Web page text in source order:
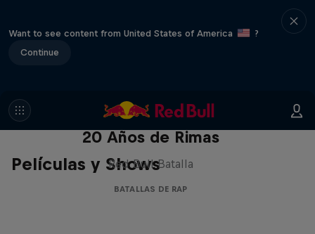
Want to see content from United States of America
?
Continue
Películas y Shows
Red Bull Batalla Nueva Historia:
20 Años de Rimas
Red Bull Batalla
BATALLAS DE RAP